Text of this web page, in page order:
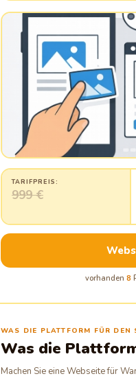
TARIFPREIS:
999 €
vorhanden 8
WAS DIE PLATTFORM FÜR DEN
Was die
Machen Sie eine Webseite für